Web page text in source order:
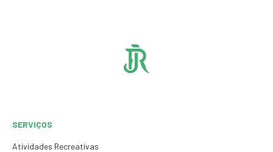
SERVIÇOS
Atividades Recreativas